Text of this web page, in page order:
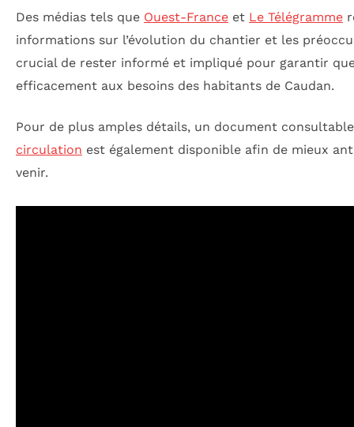
Des médias tels que Ouest-France et Le Télégramme
informations sur l’évolution du chantier et les
crucial de rester informé et impliqué pour garantir
efficacement aux besoins des habitants de Caudan.
Pour de plus amples détails, un document
circulation est également disponible afin de mieux
venir.